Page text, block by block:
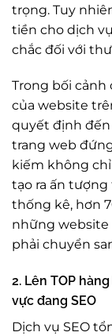
trọng. Tuy
tiền cho dịch
chắc đối với
Trong bối cảnh
của website
quyết định
trang web
kiếm không
tạo ra ấn
thống kê, hơn
những website
phải chuyển
2. Lên TOP
vực đang SEO
Dịch vụ SEO